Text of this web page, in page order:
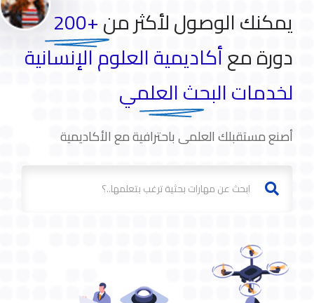
يمكنك الوصول لأكثر من+200
دورة معأكاديمية العلوم الإنسانية
لخدمات البحث العلمي
أصنع مستقبلك العلمى باحترافية مع الأكاديمية